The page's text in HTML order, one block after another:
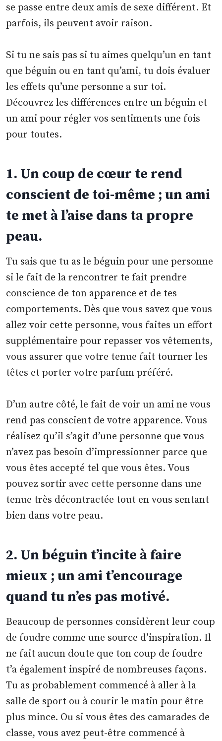
se passe entre deux amis de sexe différent. Et
parfois, ils peuvent avoir raison.
Si tu ne sais pas si tu aimes quelqu’un en tant
que béguin ou en tant qu’ami, tu dois évaluer
les effets qu’une personne a sur toi.
Découvrez les différences entre un béguin et
un ami pour régler vos sentiments une fois
pour toutes.
1. Un coup de cœur te rend
conscient de toi-même ; un ami
te met à l’aise dans ta propre
peau.
Tu sais que tu as le béguin pour une personne
si le fait de la rencontrer te fait prendre
conscience de ton apparence et de tes
comportements. Dès que vous savez que vous
allez voir cette personne, vous faites un effort
supplémentaire pour repasser vos vêtements,
vous assurer que votre tenue fait tourner les
têtes et porter votre parfum préféré.
D’un autre côté, le fait de voir un ami ne vous
rend pas conscient de votre apparence. Vous
réalisez qu’il s’agit d’une personne que vous
n’avez pas besoin d’impressionner parce que
vous êtes accepté tel que vous êtes. Vous
pouvez sortir avec cette personne dans une
tenue très décontractée tout en vous sentant
bien dans votre peau.
2. Un béguin t’incite à faire
mieux ; un ami t’encourage
quand tu n’es pas motivé.
Beaucoup de personnes considèrent leur coup
de foudre comme une source d’inspiration. Il
ne fait aucun doute que ton coup de foudre
t’a également inspiré de nombreuses façons.
Tu as probablement commencé à aller à la
salle de sport ou à courir le matin pour être
plus mince. Ou si vous êtes des camarades de
classe, vous avez peut-être commencé à